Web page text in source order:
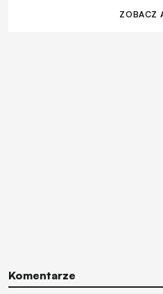
ZOBACZ
Komentarze